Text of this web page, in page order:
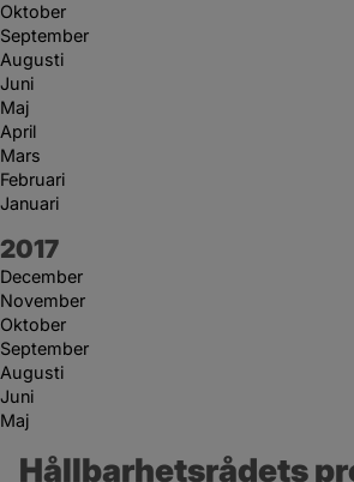
Oktober
September
Augusti
Juni
Maj
April
Mars
Februari
Januari
År:
2017
December
November
Oktober
September
Augusti
Juni
Maj
Hållbarhetsrådets